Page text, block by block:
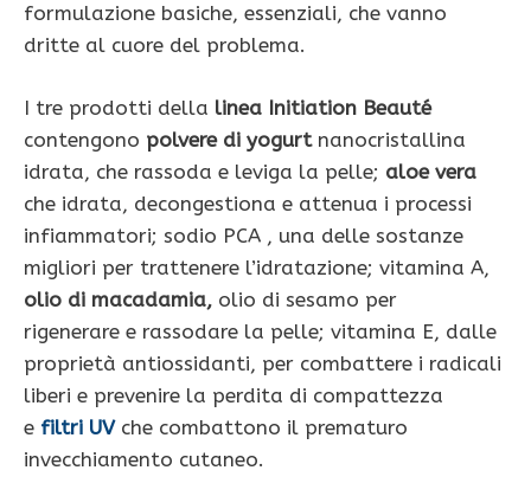
formulazione basiche, essenziali, che vanno
dritte al cuore del problema.
I tre prodotti della linea Initiation Beauté
contengono polvere di yogurtnanocristallina
idrata, che rassoda e leviga la pelle; aloe vera
che idrata, decongestiona e attenua i processi
infiammatori; sodio PCA , una delle sostanze
migliori per trattenere l’idratazione; vitamina A,
olio di macadamia, olio di sesamo per
rigenerare e rassodare la pelle; vitamina E, dalle
proprietà antiossidanti, per combattere i radicali
liberi e prevenire la perdita di compattezza
e filtri UVche combattono il prematuro
invecchiamento cutaneo.